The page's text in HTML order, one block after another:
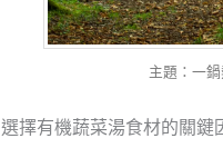
主題：一
選擇有機蔬菜湯食材的關鍵